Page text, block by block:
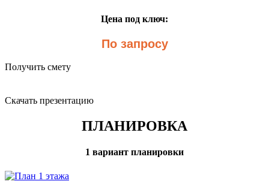
Цена под ключ:
По запросу
Получить смету
Скачать презентацию
ПЛАНИРОВКА
1 вариант планировки